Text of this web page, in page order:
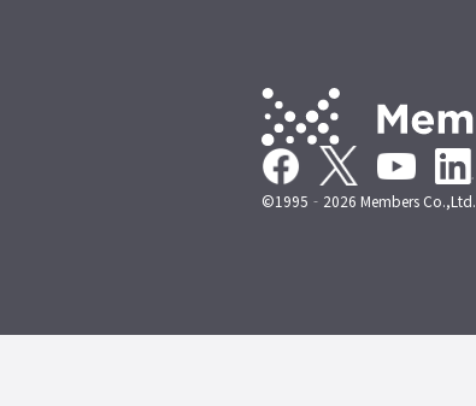
©1995‐2026 Members Co.,Ltd.